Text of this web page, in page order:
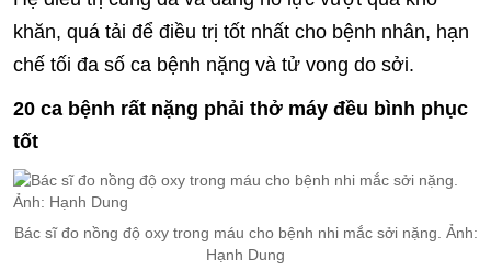
khăn, quá tải để điều trị tốt nhất cho bệnh nhân, hạn
chế tối đa số ca bệnh nặng và tử vong do sởi.
20 ca bệnh rất nặng phải thở máy đều bình phục
tốt
Bác sĩ đo nồng độ oxy trong máu cho bệnh nhi mắc sởi nặng. Ảnh:
Hạnh Dung